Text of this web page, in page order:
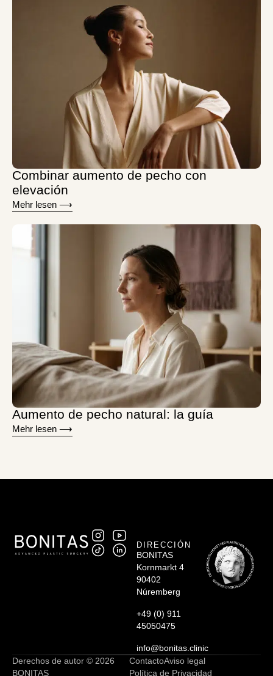
Combinar aumento de pecho con
elevación
Mehr lesen ⟶
Aumento de pecho natural: la guía
Mehr lesen ⟶
DIRECCIÓN
BONITAS
Kornmarkt 4
90402
Núremberg
+49 (0) 911
45050475
info@bonitas.clinic
Derechos de autor © 2026
BONITAS
ContactoAviso legal
Política de Privacidad